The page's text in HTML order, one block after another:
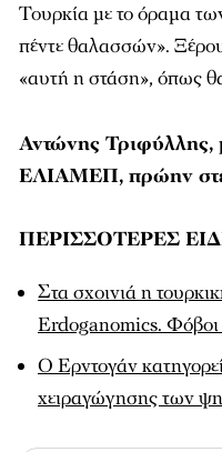
Τουρκία με το όραμα
πέντε θαλασσών».
«αυτή η στάση», όπως
Αντώνης Τριφύλλης,
ΕΛΙΑΜΕΠ, πρώην
ΠΕΡΙΣΣΟΤΕΡΕΣ
Στα σχοινιά η
Erdoganomics. Φόβοι
Ο Ερντογάν
χειραγώγησης των